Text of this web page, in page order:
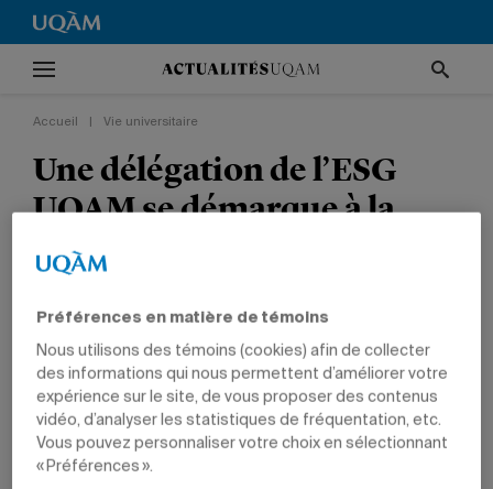
Accueil Vie universitaire
Une délégation de l’ESG
UQAM se démarque à la
Coupe Pierre-Elliot-
Trudeau
VIE UNIVERSITAIRE TÊTES D'AFFICHE
PRIX ET DISTINCTIONS
GESTION
Préférences en matière de témoins
Nous utilisons des témoins (cookies) afin de collecter
des informations qui nous permettent d’améliorer votre
expérience sur le site, de vous proposer des contenus
vidéo, d’analyser les statistiques de fréquentation, etc.
Vous pouvez personnaliser votre choix en sélectionnant
« Préférences ».